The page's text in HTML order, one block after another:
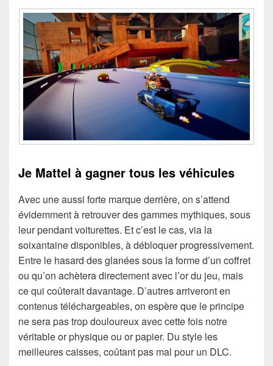
Je Mattel à gagner tous les véhicules
Avec une aussi forte marque derrière, on s’attend
évidemment à retrouver des gammes mythiques, sous
leur pendant voiturettes. Et c’est le cas, via la
soixantaine disponibles, à débloquer progressivement.
Entre le hasard des glanées sous la forme d’un coffret
ou qu’on achètera directement avec l’or du jeu, mais
ce qui coûterait davantage. D’autres arriveront en
contenus téléchargeables, on espère que le principe
ne sera pas trop douloureux avec cette fois notre
véritable or physique ou or papier. Du style les
meilleures caisses, coûtant pas mal pour un DLC.